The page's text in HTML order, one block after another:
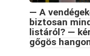
— A
biztosan
listáról? —
gőgös